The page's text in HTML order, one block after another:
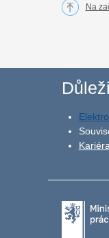
Na
Kariéra